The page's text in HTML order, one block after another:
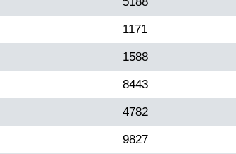
1171
1588
8443
4782
9827